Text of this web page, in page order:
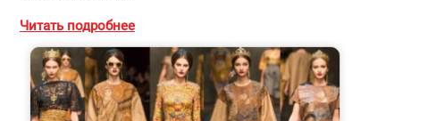
Читать подробнее